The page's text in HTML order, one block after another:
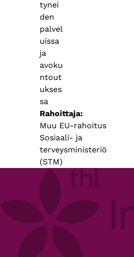
tynei
den
palvel
uissa
ja
avoku
ntout
ukses
sa
Rahoittaja
Muu EU-rahoitus
Sosiaali- ja
terveysministeriö
(STM)